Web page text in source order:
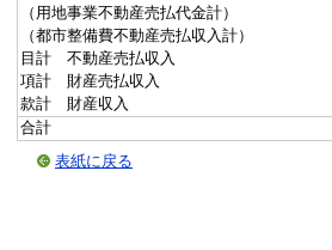
（用地事業不動産売払代金計）
（都市整備費不動産売払収入計）
目計 不動産売払収入
項計 財産売払収入
款計 財産収入
合計
表紙に戻る